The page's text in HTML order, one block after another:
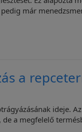
már
a
ideje.
de a megfelelő